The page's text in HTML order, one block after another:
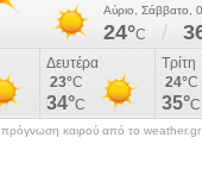
πρόγνωση καιρού από το weather.gr